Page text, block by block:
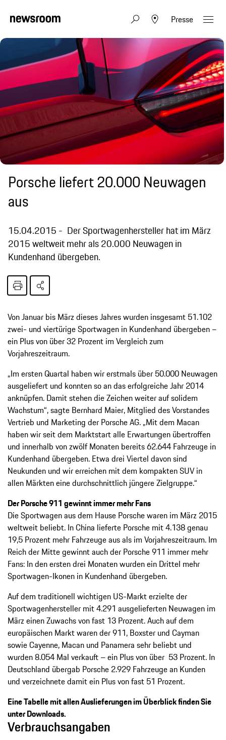
Presse
Porsche liefert 20.000 Neuwagen
aus
15.04.2015
Der Sportwagenhersteller hat im März
2015 weltweit mehr als 20.000 Neuwagen in
Kundenhand übergeben.
Von Januar bis März dieses Jahres wurden insgesamt 51.102
zwei- und viertürige Sportwagen in Kundenhand übergeben −
ein Plus von über 32 Prozent im Vergleich zum
Vorjahreszeitraum.
„Im ersten Quartal haben wir erstmals über 50.000 Neuwagen
ausgeliefert und konnten so an das erfolgreiche Jahr 2014
anknüpfen. Damit stehen die Zeichen weiter auf solidem
Wachstum“, sagte Bernhard Maier, Mitglied des Vorstandes
Vertrieb und Marketing der Porsche AG. „Mit dem Macan
haben wir seit dem Marktstart alle Erwartungen übertroffen
und innerhalb von zwölf Monaten bereits 62.644 Fahrzeuge in
Kundenhand übergeben. Etwa drei Viertel davon sind
Neukunden und wir erreichen mit dem kompakten SUV in
allen Märkten eine durchschnittlich jüngere Zielgruppe.“
Der Porsche 911 gewinnt immer mehr Fans
Die Sportwagen aus dem Hause Porsche waren im März 2015
weltweit beliebt. In China lieferte Porsche mit 4.138 genau
19,5 Prozent mehr Fahrzeuge aus als im Vorjahreszeitraum. Im
Reich der Mitte gewinnt auch der Porsche 911 immer mehr
Fans: In den ersten drei Monaten wurden ein Drittel mehr
Sportwagen-Ikonen in Kundenhand übergeben.
Auf dem traditionell wichtigen US-Markt erzielte der
Sportwagenhersteller mit 4.291 ausgelieferten Neuwagen im
März einen Zuwachs von fast 13 Prozent. Auch auf dem
europäischen Markt waren der 911, Boxster und Cayman
sowie Cayenne, Macan und Panamera sehr beliebt und
wurden 8.054 Mal verkauft – ein Plus von über 53 Prozent. In
Deutschland übergab Porsche 2.929 Fahrzeuge an Kunden
und verzeichnete damit ein Plus von fast 51 Prozent.
Eine Tabelle mit allen Auslieferungen im Überblick finden Sie
unter Downloads.
Verbrauchsangaben